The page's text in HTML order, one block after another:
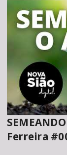
Ferreira